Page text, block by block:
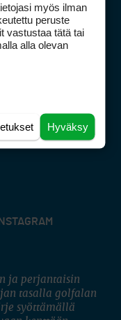
ja perjantaisin
tasalla golfalan
syöttämällä
myös ilman
peruste
vastustaa tätä tai
alla olevan
Hyväksy